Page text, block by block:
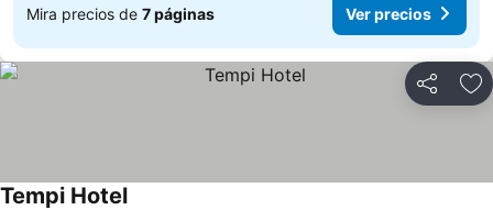
Mira precios de 7 páginas Ver precios
Compartir
Tempi Hotel